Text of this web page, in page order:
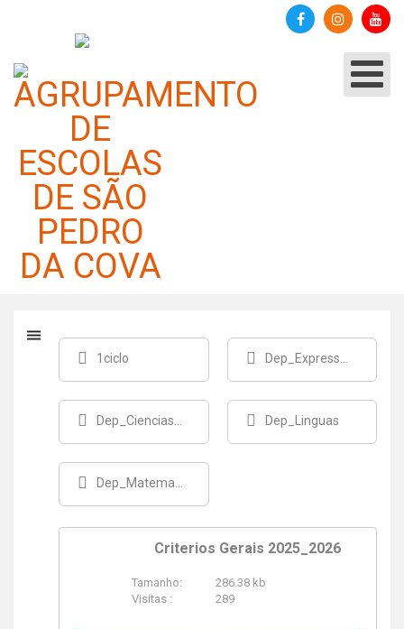
Critérios e Planificações
2025/2026
Categoria:Alunos e Pais
1ciclo
Dep_Linguas
Criterios Gerais 2025_2026
Tamanho:
286.38 kb
Visitas :
289